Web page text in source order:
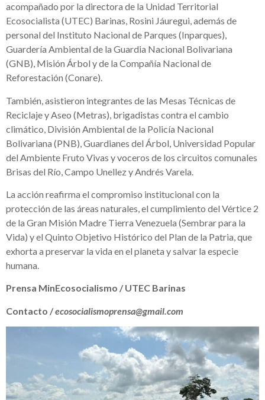
acompañado por la directora de la Unidad Territorial
Ecosocialista (UTEC) Barinas, Rosini Jáuregui, además de
personal del Instituto Nacional de Parques (Inparques),
Guardería Ambiental de la Guardia Nacional Bolivariana
(GNB), Misión Árbol y de la Compañía Nacional de
Reforestación (Conare).
También, asistieron integrantes de las Mesas Técnicas de
Reciclaje y Aseo (Metras), brigadistas contra el cambio
climático, División Ambiental de la Policía Nacional
Bolivariana (PNB), Guardianes del Árbol, Universidad Popular
del Ambiente Fruto Vivas y voceros de los circuitos comunales
Brisas del Río, Campo Unellez y Andrés Varela.
La acción reafirma el compromiso institucional con la
protección de las áreas naturales, el cumplimiento del Vértice 2
de la Gran Misión Madre Tierra Venezuela (Sembrar para la
Vida) y el Quinto Objetivo Histórico del Plan de la Patria, que
exhorta a preservar la vida en el planeta y salvar la especie
humana.
Prensa MinEcosocialismo / UTEC Barinas
Contacto /ecosocialismoprensa@gmail.com